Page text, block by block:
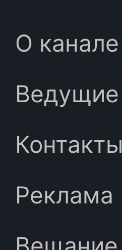
О канале
Ведущие
Контакты
Реклама